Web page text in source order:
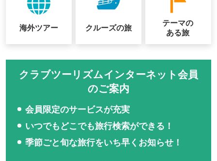
海外ツアー クルーズの旅
テーマの
ある旅
クラブツーリズムインターネット会員
のご案内
会員限定のサービスが充実
いつでもどこでも旅行検索ができる！
季節ごと旬な旅行をいち早くお知らせ！